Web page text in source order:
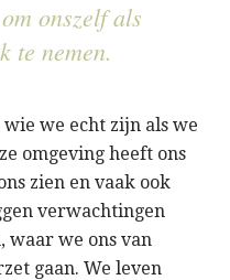
onszelf als
te nemen.
we echt zijn als we
omgeving heeft ons
zien en vaak ook
verwachtingen
waar we ons van
gaan. We leven